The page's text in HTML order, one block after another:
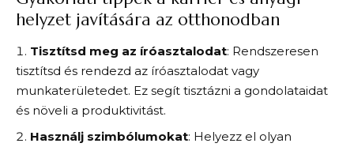
helyzet javítására az otthonodban
Tisztítsd meg az íróasztalodat: Rendszeresen
tisztítsd és rendezd az íróasztalodat vagy
munkaterületedet. Ez segít tisztázni a gondolataidat
és növeli a produktivitást.
Használj szimbólumokat: Helyezz el olyan